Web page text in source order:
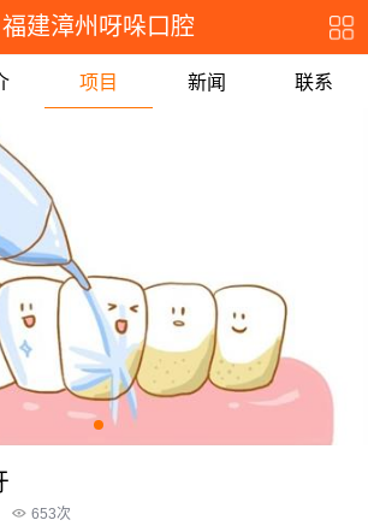
福建漳州呀哚口腔
项目 新闻 联系
653次